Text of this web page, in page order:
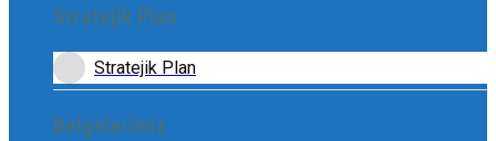
Stratejik Plan
Stratejik Plan
Belgelerimiz